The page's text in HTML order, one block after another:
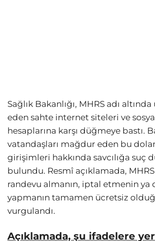
Sağlık Bakanlığı, MHRS adı
eden sahte internet siteleri ve
hesaplarına karşı düğmeye bastı.
vatandaşları mağdur eden bu
girişimleri hakkında savcılığa suç
bulundu. Resmî açıklamada,
randevu almanın, iptal etmenin ya
yapmanın tamamen ücretsiz
vurgulandı.
Açıklamada, şu ifadelere